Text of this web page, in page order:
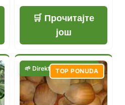
Прочитајте
још
TOP PONUDA